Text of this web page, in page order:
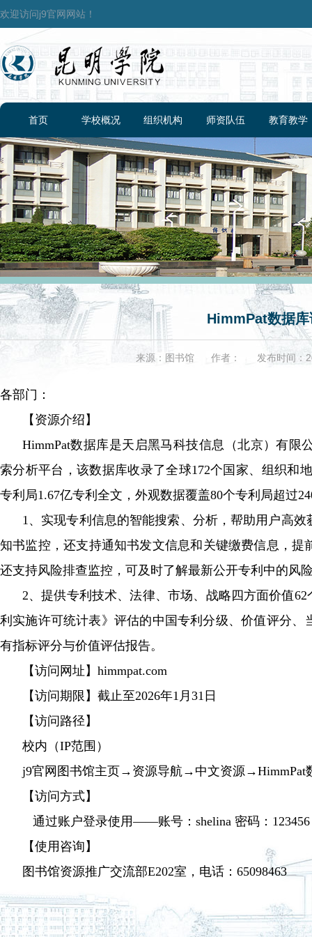
欢迎访问j9官网网站！
首页 学校概况 组织机构 师资队伍 教育教学
HimmPat数据库
来源：图书馆 作者： 发布时间
各部门：
【资源介绍】
HimmPat数据库是天启黑马科技信息（北京）有
索分析平台，该数据库收录了全球172个国家、组织
专利局1.67亿专利全文，外观数据覆盖80个专利局超过2400
1、实现专利信息的智能搜索、分析，帮助用户
知书监控，还支持通知书发文信息和关键缴费信息，
还支持风险排查监控，可及时了解最新公开专利中的风险
2、提供专利技术、法律、市场、战略四方
利实施许可统计表》评估的中国专利分级、价值评分
有指标评分与价值评估报告。
【访问网址】himmpat.com
【访问期限】截止至2026年1月31日
【访问路径】
校内（IP范围）
j9官网图书馆主页→资源导航→中文资源→HimmPat
【访问方式】
通过账户登录使用——账号：shelina 密码：123456
【使用咨询】
图书馆资源推广交流部E202室，电话：65098463